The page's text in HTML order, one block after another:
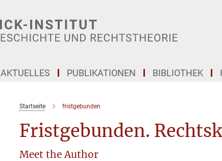
AKTUELLES PUBLIKATIONEN BIBLIOTHEK
Startseite fristgebunden
Fristgebunden.
Meet the Author